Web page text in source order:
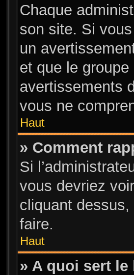
Chaque
son site. Si
un
et que le
avertissements
vous ne
Haut
» Comment
Si
vous devriez
cliquant
faire.
Haut
» A quoi sert le